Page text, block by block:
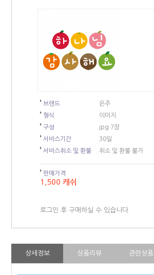
브랜드
은주
형식
이미지
구성
jpg 7장
서비스기간
30일
서비스취소 및 환불
취소 및 환불 불가
판매가격
1,500 캐쉬
로그인 후 구매하실 수 있습니다.
상세정보 상품리뷰 관련상품